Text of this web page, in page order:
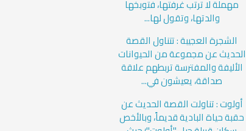
مهملة لا ترتب غرفتها، فتوبخها
والدتها، وتقول لها...
الشجرة العجيبة : تتناول القصة
الحديث عن مجموعة من الحيوانات
الأليفة والمفترسة تربطهم علاقة
صداقة، يعيشون في...
أولوت : تناولت القصة الحديث عن
حقبة حياة البادية قديماً، وبالأخص